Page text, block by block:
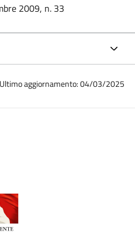
2009, n. 33
Ultimo aggiornamento: 04/03/2025